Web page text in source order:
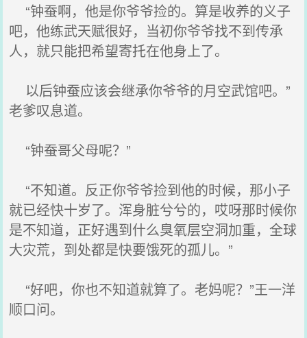
“钟蚕啊，他是你爷爷捡的。算是收养的义子
吧，他练武天赋很好，当初你爷爷找不到传承
人，就只能把希望寄托在他身上了。
以后钟蚕应该会继承你爷爷的月空武馆吧。”
老爹叹息道。
“钟蚕哥父母呢？”
“不知道。反正你爷爷捡到他的时候，那小子
就已经快十岁了。浑身脏兮兮的，哎呀那时候你
是不知道，正好遇到什么臭氧层空洞加重，全球
大灾荒，到处都是快要饿死的孤儿。”
“好吧，你也不知道就算了。老妈呢？”王一洋
顺口问。